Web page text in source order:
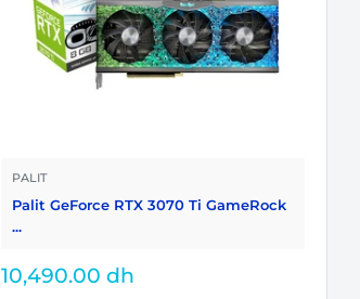
PALIT
Palit GeForce RTX 3070 Ti GameRock
...
Prix
10,490.00 dh